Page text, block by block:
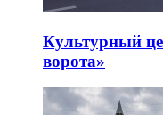
Культурный
ворота»